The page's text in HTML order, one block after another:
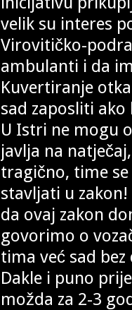
velik su interes
Virovitičko-
ambulanti i da
Kuvertiranje
sad zaposliti
U Istri ne mogu
javlja na
tragično, time
stavljati u zakon!
da ovaj zakon
govorimo o
tima već sad
Dakle i puno
možda za 2-3